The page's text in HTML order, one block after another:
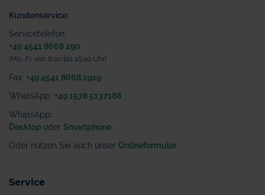
Kundenservice:
Servicetelefon:
+49 4541 8668 290
(Mo.-Fr. von 8.00 bis 16.00 Uhr)
Fax: +49 4541 8668 2919
WhatsApp: +49 1578 5137188
WhatsApp:
Desktop oder Smartphone
Oder nutzen Sie auch unser Onlineformular
Service